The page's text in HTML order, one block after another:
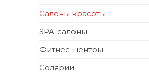
Салоны красоты
SPA-салоны
Фитнес-центры
Солярии